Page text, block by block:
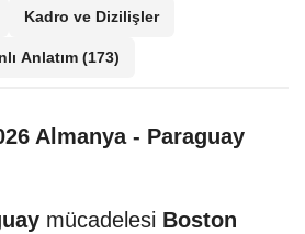
Kadro ve Dizilişler
Anlatım (173)
Almanya - Paraguay
mücadelesi Boston